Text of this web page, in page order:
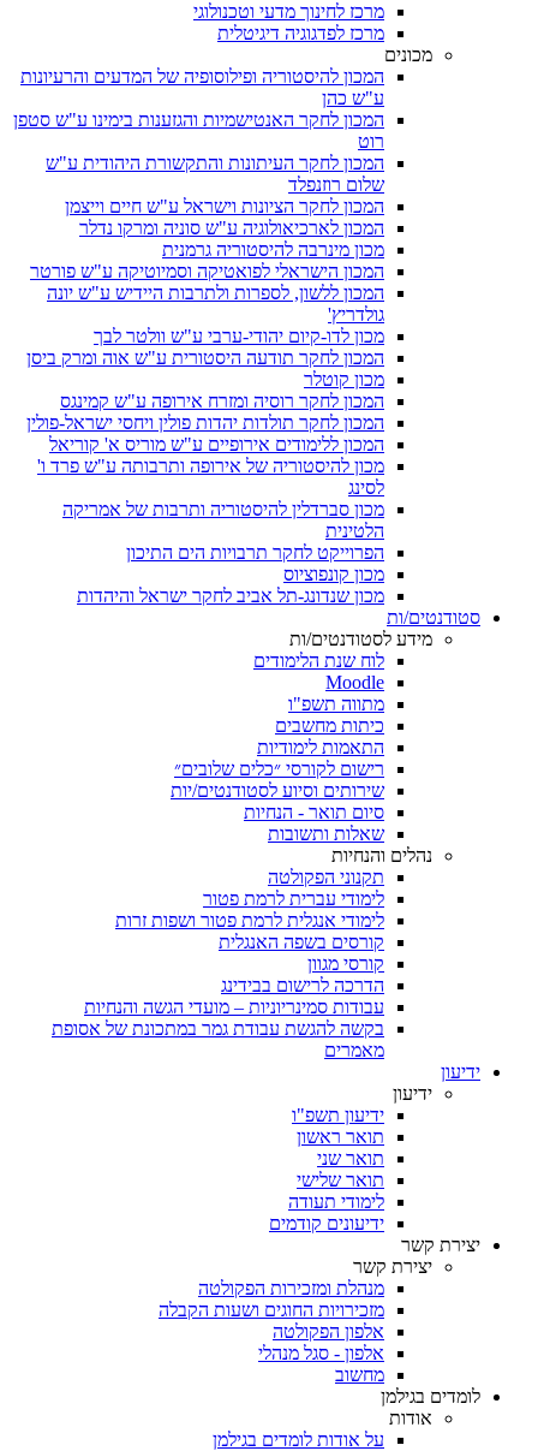
מרכז לחינוך מדעי וטכנולוגי
מרכז לפדגוגיה דיגיטלית
מכונים
המכון להיסטוריה ופילוסופיה של המדעים והרעיונות
ע"ש כהן
המכון לחקר האנטישמיות והגזענות בימינו ע"ש סטפן
רוט
המכון לחקר העיתונות והתקשורת היהודית ע"ש
שלום רוזנפלד
המכון לחקר הציונות וישראל ע"ש חיים וייצמן
המכון לארכיאולוגיה ע"ש סוניה ומרקו נדלר
מכון מינרבה להיסטוריה גרמנית
המכון הישראלי לפואטיקה וסמיוטיקה ע"ש פורטר
המכון ללשון, לספרות ולתרבות היידיש ע"ש יונה
גולדריץ'
מכון לדו-קיום יהודי-ערבי ע"ש וולטר לבך
המכון לחקר תודעה היסטורית ע"ש אוה ומרק ביסן
מכון קוטלר
המכון לחקר רוסיה ומזרח אירופה ע"ש קמינגס
המכון לחקר תולדות יהדות פולין ויחסי ישראל-פולין
המכון ללימודים אירופיים ע"ש מוריס א' קוריאל
מכון להיסטוריה של אירופה ותרבותה ע"ש פרד ו'
לסינג
מכון סברדלין להיסטוריה ותרבות של אמריקה
הלטינית
הפרוייקט לחקר תרבויות הים התיכון
מכון קונפוציוס
מכון שנדונג-תל אביב לחקר ישראל והיהדות
סטודנטים/ות
מידע לסטודנטים/ות
לוח שנת הלימודים
Moodle
מתווה תשפ"ו
כיתות מחשבים
התאמות לימודיות
רישום לקורסי ״כלים שלובים״
שירותים וסיוע לסטודנטים/יות
סיום תואר - הנחיות
שאלות ותשובות
נהלים והנחיות
תקנוני הפקולטה
לימודי עברית לרמת פטור
לימודי אנגלית לרמת פטור ושפות זרות
קורסים בשפה האנגלית
קורסי מגוון
הדרכה לרישום בבידינג
עבודות סמינריוניות – מועדי הגשה והנחיות
בקשה להגשת עבודת גמר במתכונת של אסופת
מאמרים
ידיעון
ידיעון
ידיעון תשפ"ו
תואר ראשון
תואר שני
תואר שלישי
לימודי תעודה
ידיעונים קודמים
יצירת קשר
יצירת קשר
מנהלת ומזכירות הפקולטה
מזכירויות החוגים ושעות הקבלה
אלפון הפקולטה
אלפון - סגל מנהלי
מחשוב
לומדים בגילמן
אודות
על אודות לומדים בגילמן